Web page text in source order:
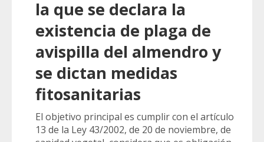
la que se declara la
existencia de plaga de
avispilla del almendro y
se dictan medidas
fitosanitarias
El objetivo principal es cumplir con el artículo
13 de la Ley 43/2002, de 20 de noviembre, de